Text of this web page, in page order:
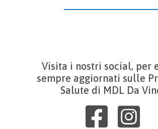
Visita i nostri social, per
sempre aggiornati sulle
Salute di MDL Da